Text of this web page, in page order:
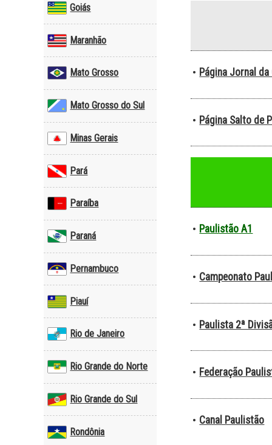
Goiás
Maranhão
Mato Grosso
Mato Grosso do Sul
Minas Gerais
Pará
Paraíba
Paraná
Pernambuco
Piauí
Rio de Janeiro
Rio Grande do Norte
Rio Grande do Sul
Rondônia
• Página Jornal
• Página Salto de
• Paulistão A1
• Campeonato
• Paulista 2ª
• Federação
• Canal Paulistão